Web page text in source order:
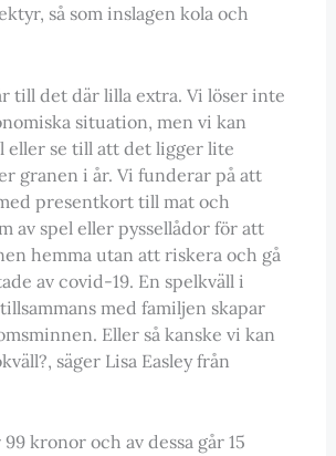
så som inslagen kola och
till det där lilla extra. Vi löser inte
situation, men vi kan
eller se till att det ligger lite
granen i år. Vi funderar på att
presentkort till mat och
av spel eller pyssellådor för att
hemma utan att riskera och gå
av covid-19. En spelkväll i
med familjen skapar
Eller så kanske vi kan
säger Lisa Easley från
kronor och av dessa går 15